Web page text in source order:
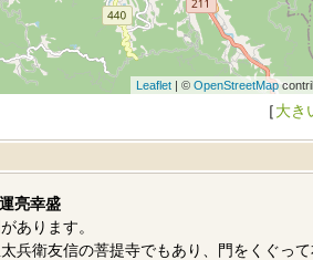
Leaflet| © OpenStreetMap
［大き
亮幸盛
あります。
兵衛友信の菩提寺でもあり、門をくぐっ